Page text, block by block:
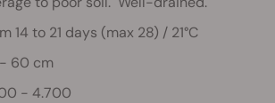
14 to 21 days (max 28) / 21°C
60 cm
- 4.700